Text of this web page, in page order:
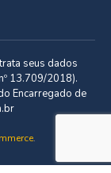
seus dados
13.709/2018).
Encarregado de
.